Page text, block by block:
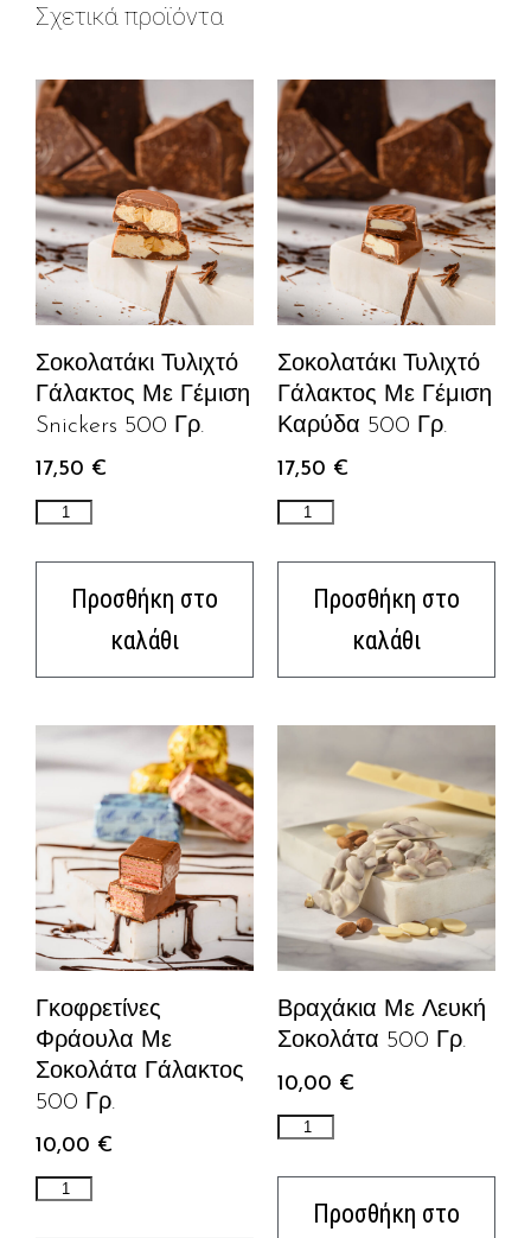
Σχετικά προϊόντα
Σοκολατάκι Τυλιχτό
Γάλακτος Με Γέμιση
Snickers 500 Γρ.
17,50 €
Προσθήκη στο
καλάθι
Σοκολατάκι Τυλιχτό
Γάλακτος Με Γέμιση
Καρύδα 500 Γρ.
17,50 €
Προσθήκη στο
καλάθι
Γκοφρετίνες
Φράουλα Με
Σοκολάτα Γάλακτος
500 Γρ.
10,00 €
Βραχάκια Με Λευκή
Σοκολάτα 500 Γρ.
10,00 €
Προσθήκη στο